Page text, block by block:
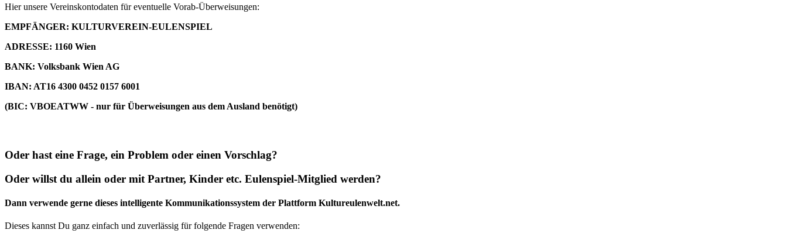
Hier unsere Vereinskontodaten für eventuelle Vorab-Überweisungen:
EMPFÄNGER: KULTURVEREIN-EULENSPIEL
ADRESSE: 1160 Wien
BANK: Volksbank Wien AG
IBAN: AT16 4300 0452 0157 6001
(BIC: VBOEATWW - nur für Überweisungen aus dem Ausland benötigt)
Oder hast eine Frage, ein Problem oder einen Vorschlag?
Oder willst du allein oder mit Partner, Kinder etc. Eulenspiel-Mitglied werden?
Dann verwende gerne dieses intelligente Kommunikationssystem der Plattform Kultureulenwelt.net.
Dieses kannst Du ganz einfach und zuverlässig für folgende Fragen verwenden: